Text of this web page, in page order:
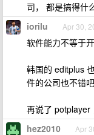
司， 都是搞得什
iorilu Apr 30,
软件能力不等于
韩国的 editplus
件的公司也不错吧
再说了 potplayer
hez2010 Apr